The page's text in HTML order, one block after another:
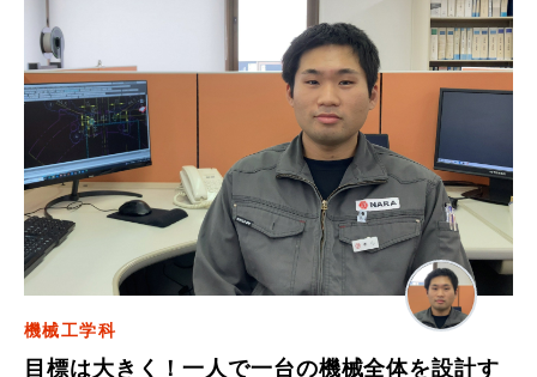
機械工学科
目標は大きく！一人で一台の機械全体を設計す